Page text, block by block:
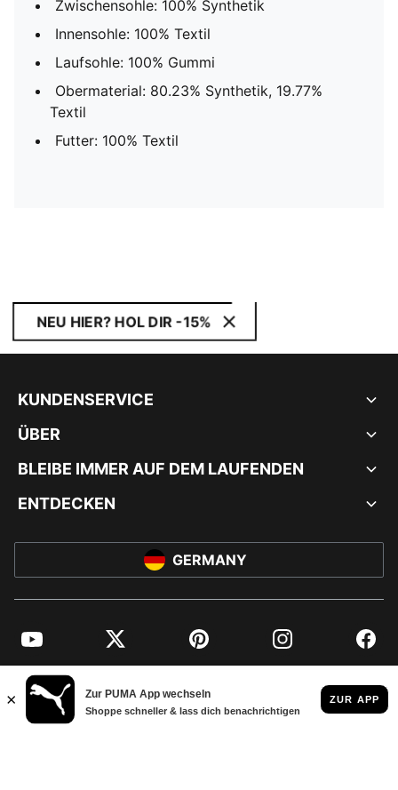
Zwischensohle: 100% Synthetik
Innensohle: 100% Textil
Laufsohle: 100% Gummi
Obermaterial: 80.23% Synthetik, 19.77%
Textil
Futter: 100% Textil
NEU HIER? HOL DIR -15%
KUNDENSERVICE
ÜBER
BLEIBE IMMER AUF DEM LAUFENDEN
ENTDECKEN
GERMANY
YouTube Twitter Pinterest Instagram
© PUMA EUROPE GMBH, 2026. ALLE RECHTE VORBEHALTEN
IMPRESSUM UND RECHTLICHE HINWEISE